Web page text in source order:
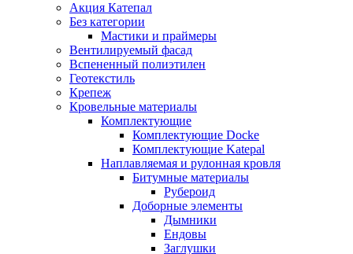
Акция Катепал
Без категории
Мастики и праймеры
Вентилируемый фасад
Вспененный полиэтилен
Геотекстиль
Крепеж
Кровельные материалы
Комплектующие
Комплектующие Docke
Комплектующие Katepal
Наплавляемая и рулонная кровля
Битумные материалы
Рубероид
Доборные элементы
Дымники
Ендовы
Заглушки